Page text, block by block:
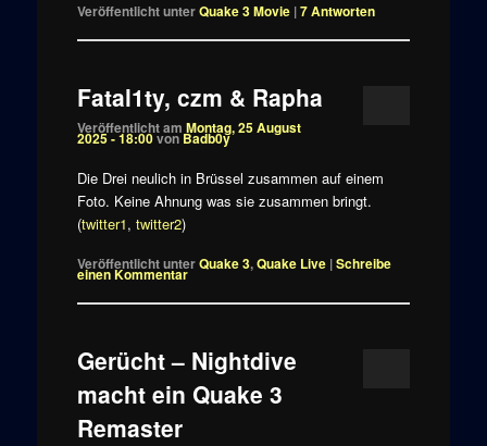
Veröffentlicht unterQuake 3 Movie |7Antworten
Fatal1ty, czm & Rapha
Veröffentlicht am Montag, 25 August
2025 - 18:00vonBadb0y
Die Drei neulich in Brüssel zusammen auf einem
Foto. Keine Ahnung was sie zusammen bringt.
(twitter1, twitter2)
Veröffentlicht unterQuake 3,Quake Live |Schreibe
einen Kommentar
Gerücht – Nightdive
macht ein Quake 3
Remaster